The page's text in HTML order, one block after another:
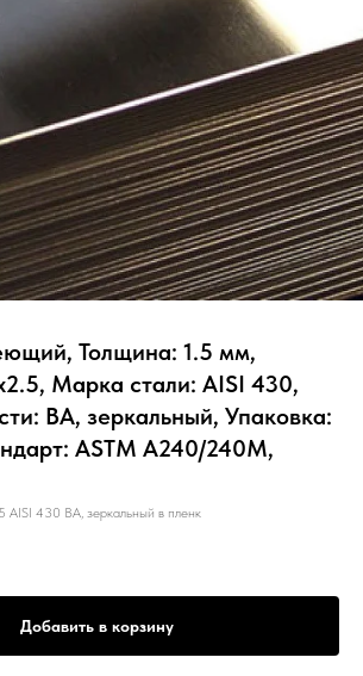
Толщина: 1.5 мм,
Марка стали: AISI 430,
BA, зеркальный, Упаковка:
ASTM А240/240М,
430 BA, зеркальный в пленк
Добавить в корзину